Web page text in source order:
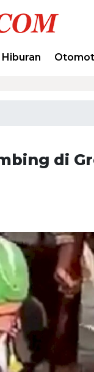
Hiburan
di